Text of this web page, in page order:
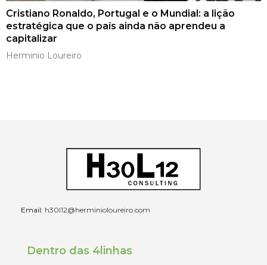
Cristiano Ronaldo, Portugal e o Mundial: a lição
estratégica que o país ainda não aprendeu a
capitalizar
Herminio Loureiro
Email: h30l12@herminioloureiro.com
Dentro das 4linhas